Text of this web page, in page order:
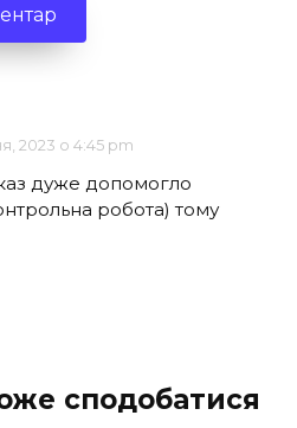
2023 о 4:45 pm
дуже допомогло
робота) тому
сподобатися